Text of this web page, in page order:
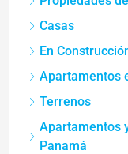
Casas
En
Apartamentos
Terrenos
Apartamentos
Panamá